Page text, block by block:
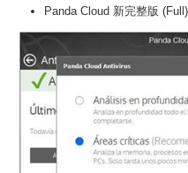
Panda Cloud 新完整版